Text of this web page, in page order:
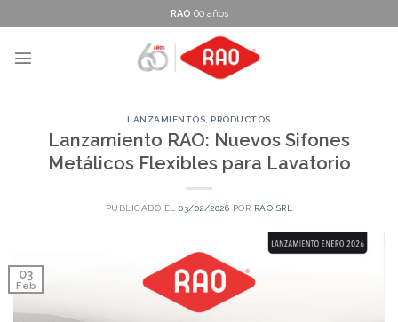
to
content
RAO 60 años
LANZAMIENTOS ,PRODUCTOS
Lanzamiento RAO: Nuevos Sifones
Metálicos Flexibles para Lavatorio
PUBLICADO EL03/02/2026 POR RAO SRL
03
Feb